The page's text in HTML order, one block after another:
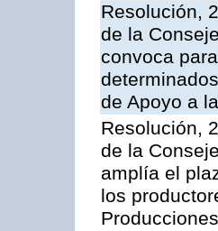
Resolución,
de la
convoca
de Apoyo a
Resolución,
de la
amplía el
los